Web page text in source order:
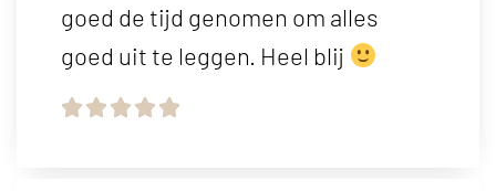
goed de tijd genomen om alles
goed uit te leggen. Heel blij
    